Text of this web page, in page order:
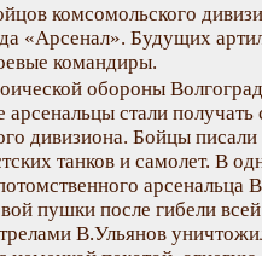
комсомольского
«Арсенал». Будущих
командиры.
обороны
арсенальцы стали
дивизиона. Бойцы
танков и самолет. В
арсенальца
пушки после гибели
В.Ульянов